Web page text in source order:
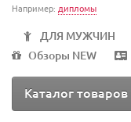
Например: дипломы
ДЛЯ МУЖЧИН
Обзоры NEW
Каталог товаров